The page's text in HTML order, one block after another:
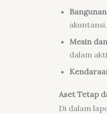
akuntansi.
Mesin
dalam
Aset Tetap
Di dalam